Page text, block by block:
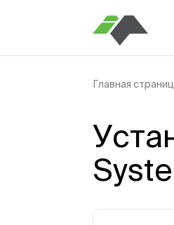
Главная